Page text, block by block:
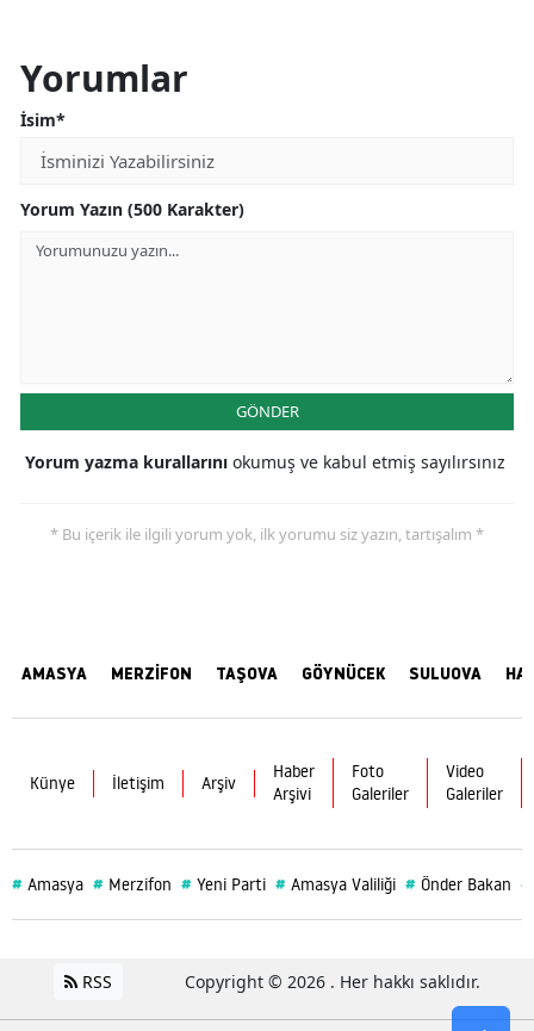
Yorumlar
İsim*
Yorum Yazın (500 Karakter)
GÖNDER
Yorum yazma kurallarını okumuş ve kabul etmiş sayılırsınız
* Bu içerik ile ilgili yorum yok, ilk yorumu siz yazın, tartışalım *
AMASYA MERZİFON TAŞOVA GÖYNÜCEK SULUOVA
Künye İletişim Arşiv
Haber
Arşivi
Foto
Galeriler
Video
Galeriler
# Amasya # Merzifon # Yeni Parti # Amasya Valiliği # Önder Bakan #
RSS Copyright © 2026 . Her hakkı saklıdır.